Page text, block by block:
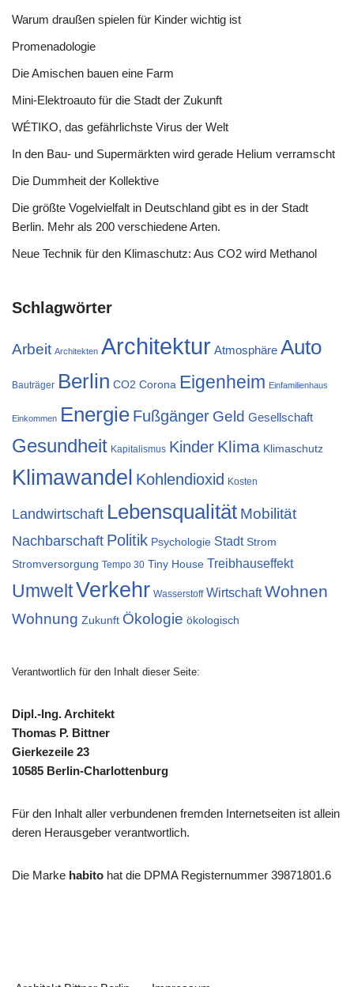
Warum draußen spielen für Kinder wichtig ist
Promenadologie
Die Amischen bauen eine Farm
Mini-Elektroauto für die Stadt der Zukunft
WÉTIKO, das gefährlichste Virus der Welt
In den Bau- und Supermärkten wird gerade Helium verramscht
Die Dummheit der Kollektive
Die größte Vogelvielfalt in Deutschland gibt es in der Stadt
Berlin. Mehr als 200 verschiedene Arten.
Neue Technik für den Klimaschutz: Aus CO2 wird Methanol
Schlagwörter
Arbeit Architekten Architektur Atmosphäre Auto
Bauträger Berlin CO2 Corona Eigenheim Einfamilienhaus
Einkommen Energie Fußgänger Geld Gesellschaft
Gesundheit Kapitalismus Kinder Klima Klimaschutz
Klimawandel Kohlendioxid Kosten
Landwirtschaft Lebensqualität Mobilität
Nachbarschaft Politik Psychologie Stadt Strom
Stromversorgung Tempo 30 Tiny House Treibhauseffekt
UmweltVerkehr Wasserstoff Wirtschaft Wohnen
Wohnung Zukunft Ökologie ökologisch
Verantwortlich für den Inhalt dieser Seite:
Dipl.-Ing. Architekt
Thomas P. Bittner
Gierkezeile 23
10585 Berlin-Charlottenburg
Für den Inhalt aller verbundenen fremden Internetseiten ist allein
deren Herausgeber verantwortlich.
Die Marke habito hat die DPMA Registernummer 39871801.6